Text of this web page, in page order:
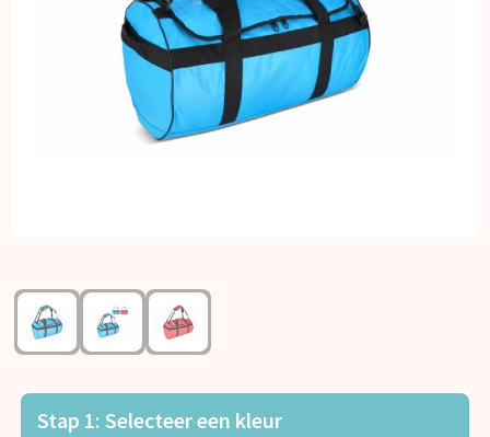
Kinderen, Peuters en Baby's
Klokken, horloges en weerstations
Persoonlijke verzorging
Reisbenodigdheden
Schrijfwaren
Stap 1: Selecteer een kleur